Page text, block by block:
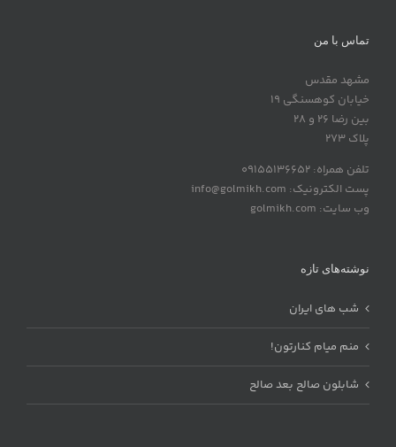
تماس با من
مشهد مقدس
خیابان کوهسنگی 19
بین رضا 26 و 28
پلاک 273
تلفن همراه: 09155136652
پست الکترونیک: info@golmikh.com
وب سایت: golmikh.com
نوشته‌های تازه
شب های ایران
منم میام کنارتون!
شابلون صالح بعد صالح